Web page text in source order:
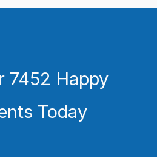
7452 Happy
Today!